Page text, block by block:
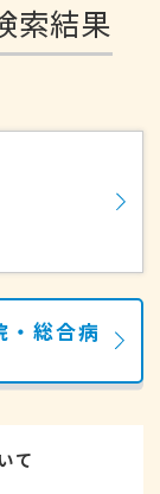
索結果
・総合病
て